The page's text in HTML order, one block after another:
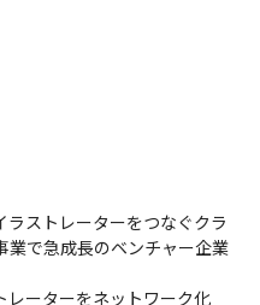
ストレーターをつなぐクラ
業で急成長のベンチャー企業
レーターをネットワーク化